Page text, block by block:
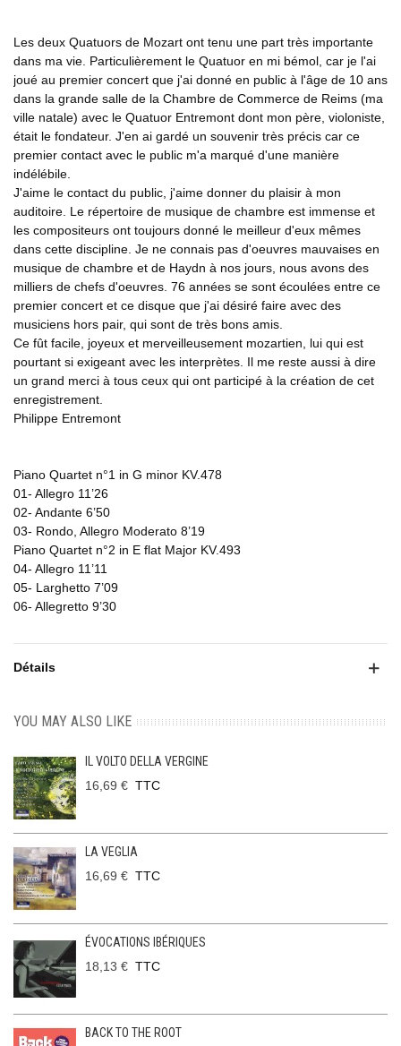
Les deux Quatuors de Mozart ont tenu une part très importante
dans ma vie. Particulièrement le Quatuor en mi bémol, car je l'ai
joué au premier concert que j'ai donné en public à l'âge de 10 ans
dans la grande salle de la Chambre de Commerce de Reims (ma
ville natale) avec le Quatuor Entremont dont mon père, violoniste,
était le fondateur. J'en ai gardé un souvenir très précis car ce
premier contact avec le public m'a marqué d'une manière
indélébile.
J'aime le contact du public, j'aime donner du plaisir à mon
auditoire. Le répertoire de musique de chambre est immense et
les compositeurs ont toujours donné le meilleur d'eux mêmes
dans cette discipline. Je ne connais pas d'oeuvres mauvaises en
musique de chambre et de Haydn à nos jours, nous avons des
milliers de chefs d'oeuvres. 76 années se sont écoulées entre ce
premier concert et ce disque que j'ai désiré faire avec des
musiciens hors pair, qui sont de très bons amis.
Ce fût facile, joyeux et merveilleusement mozartien, lui qui est
pourtant si exigeant avec les interprètes. Il me reste aussi à dire
un grand merci à tous ceux qui ont participé à la création de cet
enregistrement.
Philippe Entremont
Piano Quartet n°1 in G minor KV.478
01- Allegro 11’26
02- Andante 6’50
03- Rondo, Allegro Moderato 8’19
Piano Quartet n°2 in E flat Major KV.493
04- Allegro 11’11
05- Larghetto 7’09
06- Allegretto 9’30
Détails
YOU MAY ALSO LIKE
IL VOLTO DELLA VERGINE
16,69 € TTC
LA VEGLIA
16,69 € TTC
ÉVOCATIONS IBÉRIQUES
18,13 € TTC
BACK TO THE ROOT